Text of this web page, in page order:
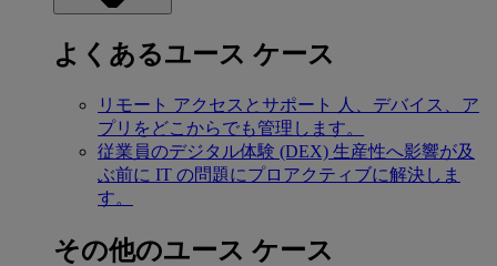
よくあるユース ケース
リモート アクセスとサポート
人、デバイス、ア
プリをどこからでも管理します。
従業員のデジタル体験 (DEX) 生産性へ影響が及
ぶ前に IT の問題にプロアクティブに解決しま
す。
その他のユース ケース